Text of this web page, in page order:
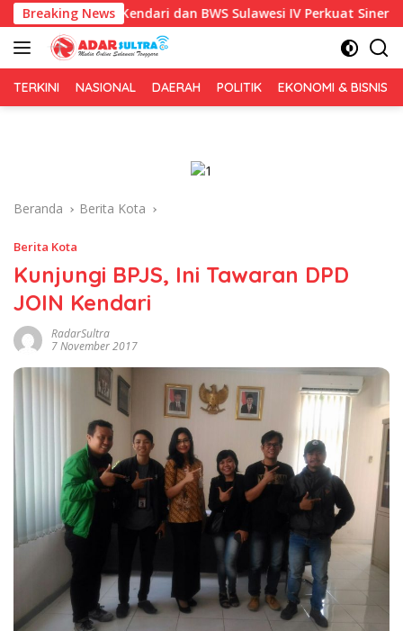
Langsung
ke
konten
Breaking News
Kendari dan BWS Sulawesi IV Perkuat Sinergi Jaga Irigasi
TERKINI NASIONAL DAERAH POLITIK EKONOMI & BISNIS
Beranda Berita Kota
Berita Kota
Kunjungi BPJS, Ini Tawaran DPD
JOIN Kendari
RadarSultra
7 November 2017